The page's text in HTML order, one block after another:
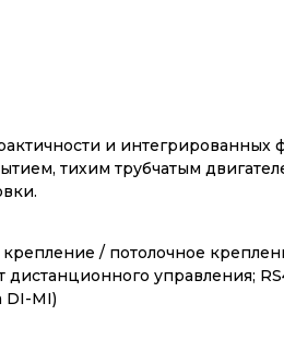
и
тихим трубчатым
/ потолочное
управления;
DI-MI)